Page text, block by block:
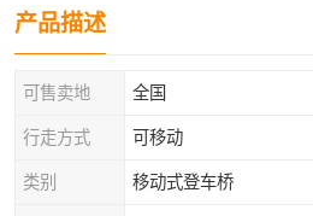
产品描述
可售卖地 全国
行走方式 可移动
类别 移动式登车桥